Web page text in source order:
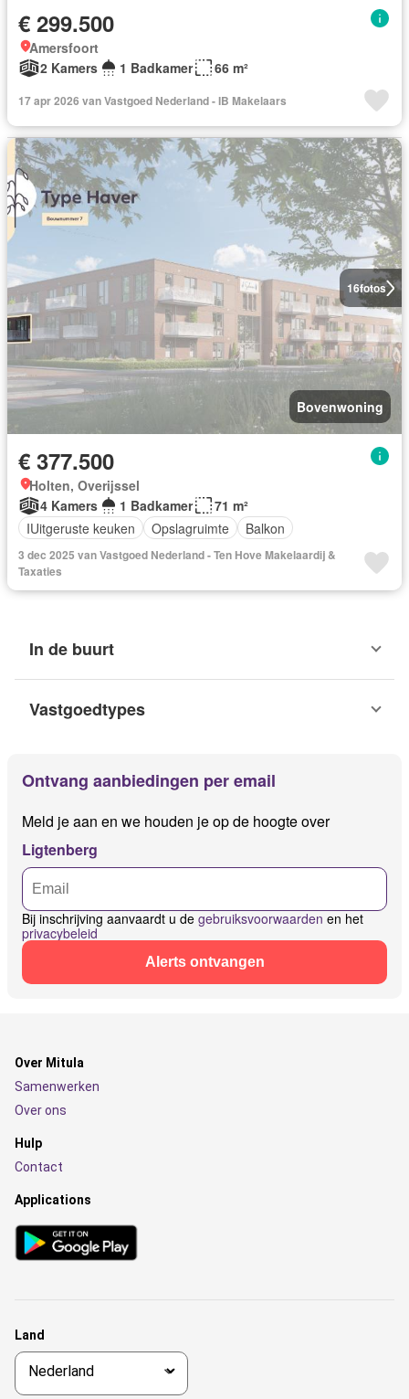
€ 299.500
Amersfoort
2 Kamers
1 Badkamer 66 m²
17 apr 2026 van Vastgoed Nederland - IB Makelaars
16fotos
Bovenwoning
€ 377.500
Holten, Overijssel
4 Kamers
1 Badkamer
71 m²
IUitgeruste keuken
Opslagruimte Balkon
3 dec 2025 van Vastgoed Nederland - Ten Hove Makelaardij &
Taxaties
In de buurt
Vastgoedtypes
Ontvang aanbiedingen per email
Meld je aan en we houden je op de hoogte over
Ligtenberg
Bij inschrijving aanvaardt u de gebruiksvoorwaarden en het
privacybeleid
Alerts ontvangen
Over Mitula
Samenwerken
Over ons
Hulp
Contact
Applications
Land